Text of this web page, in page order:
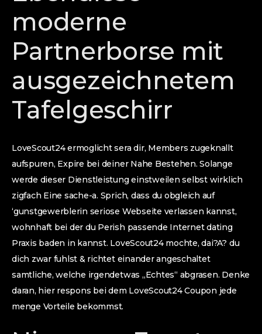
moderne
Partnerborse mit
ausgezeichnetem
Tafelgeschirr
LoveScout24 ermoglicht sera dir, Members zugeknallt
aufspuren, Expire bei deiner Nahe Bestehen. Solange
werde dieser Dienstleistung einstweilen selbst wirklich
zigfach Eine sache-a. Sprich, dass du obgleich auf
‘gunstgewerblerin seriose Webseite verlassen kannst,
wohnhaft bei der du Perish passende Internet dating
Praxis baden in kannst. LoveScout24 mochte, dai?A? du
dich zwar fuhlst & richtet einander angeschaltet
samtliche, welche irgendetwas „Echtes“ abgrasen. Denke
daran, hier respons bei dem LoveScout24 Coupon jede
menge Vorteile bekommst.